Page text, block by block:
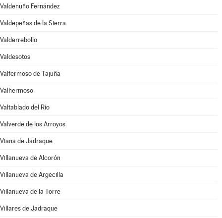
Valdenuño Fernández
Valdepeñas de la Sierra
Valderrebollo
Valdesotos
Valfermoso de Tajuña
Valhermoso
Valtablado del Río
Valverde de los Arroyos
Viana de Jadraque
Villanueva de Alcorón
Villanueva de Argecilla
Villanueva de la Torre
Villares de Jadraque